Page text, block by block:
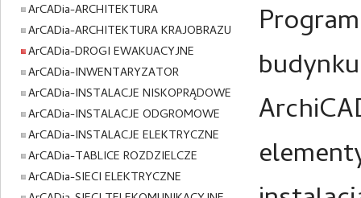
ArCADia-ARCHITEKTURA
ArCADia-ARCHITEKTURA KRAJOBRAZU
ArCADia-DROGI EWAKUACYJNE
ArCADia-INWENTARYZATOR
ArCADia-INSTALACJE NISKOPRĄDOWE
ArCADia-INSTALACJE ODGROMOWE
ArCADia-INSTALACJE ELEKTRYCZNE
ArCADia-TABLICE ROZDZIELCZE
ArCADia-SIECI ELEKTRYCZNE